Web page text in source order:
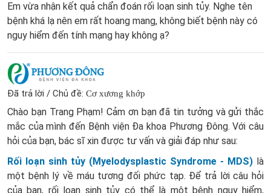
Em vừa nhận kết quả chẩn đoán rối loạn sinh tủy. Nghe tên
bệnh khá lạ nên em rất hoang mang, không biết bệnh này có
nguy hiểm đến tính mạng hay không ạ?
Đã trả lời / Chủ đề: Cơ xương khớp
Chào bạn Trang Phạm! Cảm ơn bạn đã tin tưởng và gửi thắc
mắc của mình đến Bệnh viện Đa khoa Phương Đông. Với câu
hỏi của bạn, bác sĩ xin được tư vấn và giải đáp như sau:
Rối loạn sinh tủy (Myelodysplastic Syndrome - MDS) là
một bệnh lý về máu tương đối phức tạp. Để trả lời câu hỏi
của bạn, rối loạn sinh tủy có thể là một bệnh nguy hiểm,